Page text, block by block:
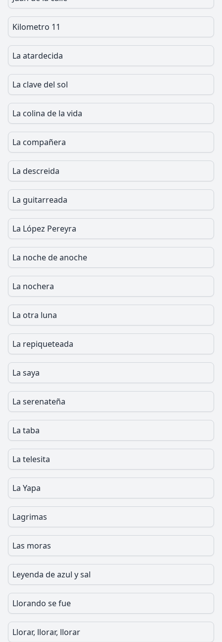
Kilometro 11
La atardecida
La clave del sol
La colina de la vida
La compañera
La descreida
La guitarreada
La López Pereyra
La noche de anoche
La nochera
La otra luna
La repiqueteada
La saya
La serenateña
La taba
La telesita
La Yapa
Lagrimas
Las moras
Leyenda de azul y sal
Llorando se fue
Llorar, llorar, llorar